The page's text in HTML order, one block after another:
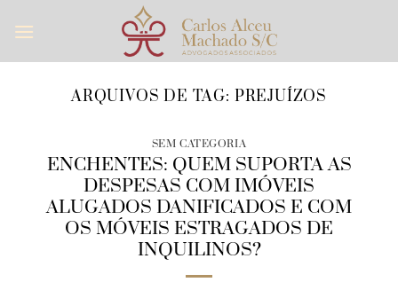
ARQUIVOS DE TAG: PREJUÍZOS
SEM CATEGORIA
ENCHENTES: QUEM SUPORTA AS
DESPESAS COM IMÓVEIS
ALUGADOS DANIFICADOS E COM
OS MÓVEIS ESTRAGADOS DE
INQUILINOS?